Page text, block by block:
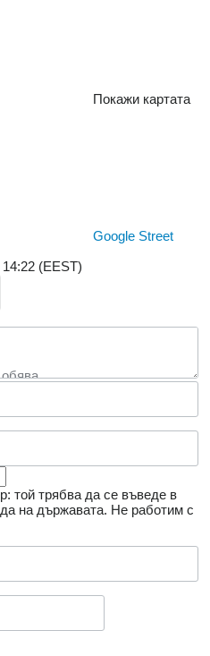
Покажи картата
Google Street
(EEST)
той трябва да се въведе в
на държавата. Не работим с